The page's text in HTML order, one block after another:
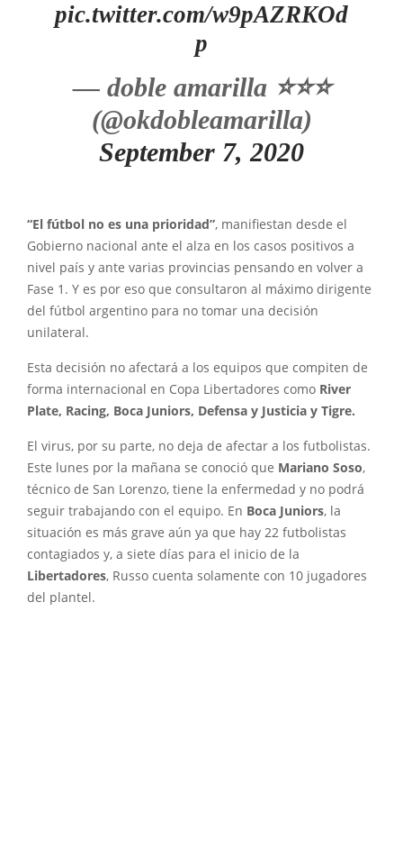
pic.twitter.com/w9pAZRKOd
p
— doble amarilla ⭐️⭐️⭐️
(@okdobleamarilla)
September 7, 2020
“El fútbol no es una prioridad”, manifiestan desde el
Gobierno nacional ante el alza en los casos positivos a
nivel país y ante varias provincias pensando en volver a
Fase 1. Y es por eso que consultaron al máximo dirigente
del fútbol argentino para no tomar una decisión
unilateral.
Esta decisión no afectará a los equipos que compiten de
forma internacional en Copa Libertadores como River
Plate, Racing, Boca Juniors, Defensa y Justicia y Tigre.
El virus, por su parte, no deja de afectar a los futbolistas.
Este lunes por la mañana se conoció que Mariano Soso,
técnico de San Lorenzo, tiene la enfermedad y no podrá
seguir trabajando con el equipo. En Boca Juniors, la
situación es más grave aún ya que hay 22 futbolistas
contagiados y, a siete días para el inicio de la
Libertadores, Russo cuenta solamente con 10 jugadores
del plantel.